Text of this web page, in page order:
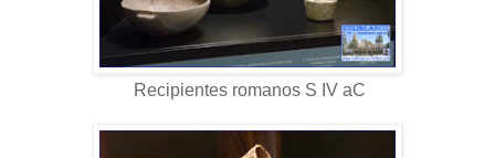
Recipientes romanos S IV aC